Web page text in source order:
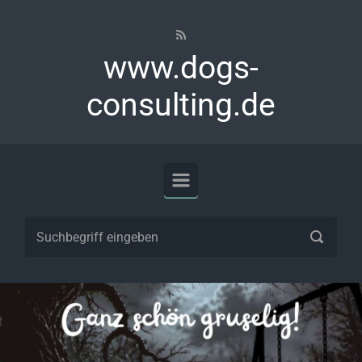
www.dogs-
consulting.de